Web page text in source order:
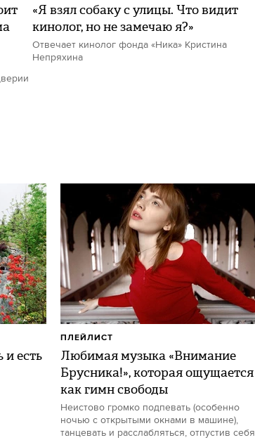
«Я взял собаку с улицы. Что видит
кинолог, но не замечаю я?»
Отвечает кинолог фонда «Ника» Кристина
Непряхина
и есть
Любимая музыка «Внимание
Брусника!», которая ощущается
как гимн свободы
Неистово громко подпевать (особенно
ночью с открытыми окнами в машине),
танцевать и расслабляться, отпустив себя
ПЛЕЙЛИСТ